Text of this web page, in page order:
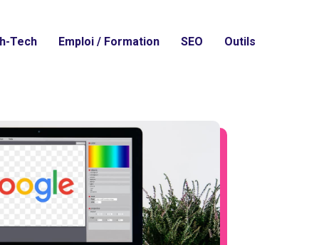
Tech Emploi / Formation SEO Outils